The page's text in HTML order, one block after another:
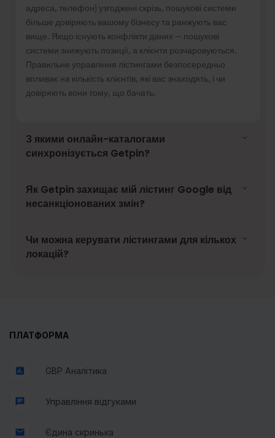
адреса, телефон) узгоджені скрізь, пошукові системи
більше довіряють вашому бізнесу та ранжують вас
вище. Якщо існують конфлікти даних — пошукові
системи знижують позиції, а клієнти розчаровуються.
Правильне управління лістингами безпосередньо
впливає на кількість клієнтів, які вас знаходять, і чи
довіряють вони тому, що бачать.
З якими онлайн-каталогами
синхронізується Getpin?
Як Getpin захищає мій лістинг Google від
несанкціонованих змін?
Чи можна керувати лістингами для кількох
локацій?
ПЛАТФОРМА
GBP Аналітика
Управління відгуками
Єдина скринька